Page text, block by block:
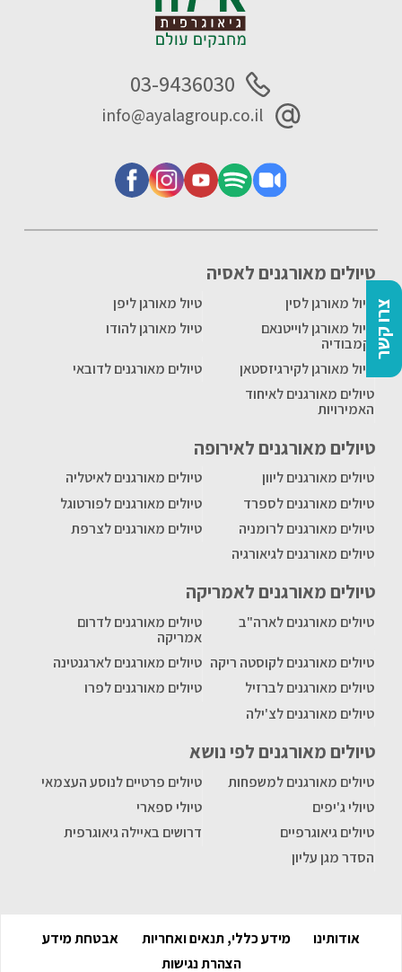
צרו קשר
טיולים מאורגנים לאסיה
טיול מאורגן לסין
טיול מאורגן ליפן
טיול מאורגן לוייטנאם
וקמבודיה
טיול מאורגן להודו
טיול מאורגן לקירגיזסטאן
טיולים מאורגנים לדובאי
טיולים מאורגנים לאיחוד
האמירויות
טיולים מאורגנים לאירופה
טיולים מאורגנים ליוון
טיולים מאורגנים לאיטליה
טיולים מאורגנים לספרד
טיולים מאורגנים לפורטוגל
טיולים מאורגנים לרומניה
טיולים מאורגנים לצרפת
טיולים מאורגנים לגיאורגיה
טיולים מאורגנים לאמריקה
טיולים מאורגנים לארה"ב
טיולים מאורגנים לדרום
אמריקה
טיולים מאורגנים לקוסטה ריקה טיולים מאורגנים לארגנטינה
טיולים מאורגנים לברזיל
טיולים מאורגנים לפרו
טיולים מאורגנים לצ'ילה
טיולים מאורגנים לפי נושא
טיולים מאורגנים למשפחות
טיולים פרטיים לנוסע העצמאי
טיולי ג'יפים
טיולי ספארי
טיולים גיאוגרפיים
דרושים באיילה גיאוגרפית
הסדר מגן עליון
03-9436030
info@ayalagroup.co.il
אודותינו מידע כללי, תנאים ואחריות
אבטחת מידע
הצהרת נגישות